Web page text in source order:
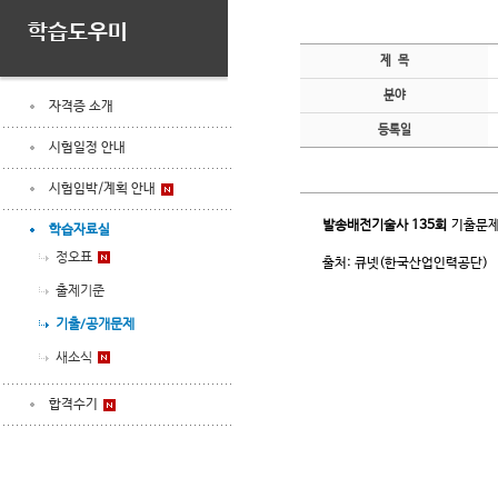
학습도우미
자격증 소개
시험일정 안내
시험임박/계획 안내
학습자료실
정오표
출제기준
기출/공개문제
새소식
합격수기
제 목
분야
등록일
발송배전기술사 135회 기출문
출처: 큐넷(한국산업인력공단)